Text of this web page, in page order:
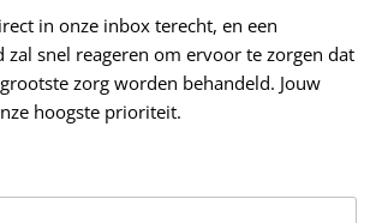
in onze inbox terecht, en een
snel reageren om ervoor te zorgen dat
zorg worden behandeld. Jouw
hoogste prioriteit.